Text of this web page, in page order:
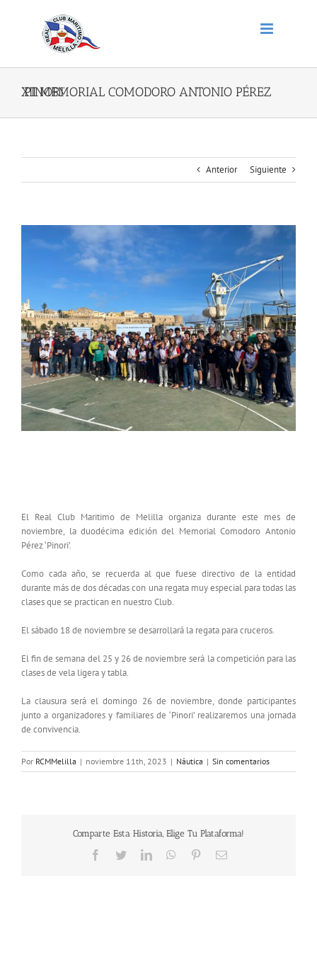
XII MEMORIAL COMODORO ANTONIO PÉREZ ‘PINORI’
Anterior Siguiente
imagen
El Real Club Maritimo de Melilla organiza durante este mes de
noviembre, la duodécima edición del Memorial Comodoro Antonio
Pérez ‘Pinori’.
Como cada año, se recuerda al que fuese directivo de la entidad
durante más de dos décadas con una regata muy especial para todas las
clases que se practican en nuestro Club.
El sábado 18 de noviembre se desarrollará la regata para cruceros.
El fin de semana del 25 y 26 de noviembre será la competición para las
clases de vela ligera y tabla.
La clausura será el domingo 26 de noviembre, donde participantes
junto a organizadores y familiares de ‘Pinori’ realizaremos una jornada
de convivencia.
Por RCMMelilla | noviembre 11th, 2023 | Náutica | Sin comentarios
Comparte Esta Historia, Elige Tu Plataforma!
Facebook
TwitterLinkedInWhatsApp
PinterestCorreo